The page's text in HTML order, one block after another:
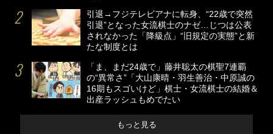
引退→フジテレビアナに転身、“22歳で突然
引退”となった女流棋士のナゼ…じつは公表
されなかった「降級点」“旧規定の実態”と新
たな制度とは
「ま、まだ24歳で」藤井聡太の棋聖7連覇
の“異常さ”「大山康晴・羽生善治・中原誠の
16期もスゴいけど」棋士・女流棋士の結婚＆
出産ラッシュもめでたい
もっと見る